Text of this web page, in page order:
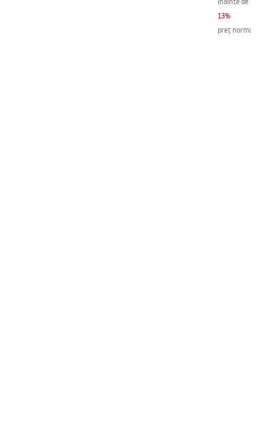
13%
preț normal